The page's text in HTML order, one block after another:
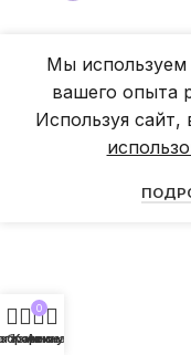
Мы используем
вашего опыта
Используя сайт,
0
Корзина
Аккаунт